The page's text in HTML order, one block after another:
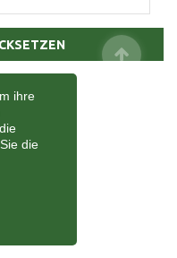
ihre
die